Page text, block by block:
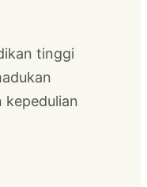
tinggi
kepedulian